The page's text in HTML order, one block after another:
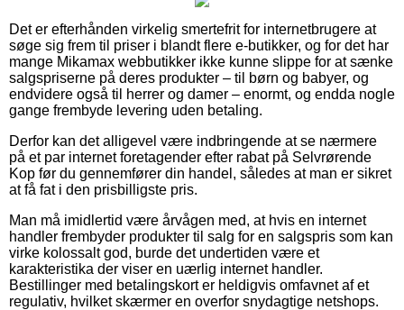
Det er efterhånden virkelig smertefrit for internetbrugere at
søge sig frem til priser i blandt flere e-butikker, og for det har
mange Mikamax webbutikker ikke kunne slippe for at sænke
salgspriserne på deres produkter – til børn og babyer, og
endvidere også til herrer og damer – enormt, og endda nogle
gange frembyde levering uden betaling.
Derfor kan det alligevel være indbringende at se nærmere
på et par internet foretagender efter rabat på Selvrørende
Kop før du gennemfører din handel, således at man er sikret
at få fat i den prisbilligste pris.
Man må imidlertid være årvågen med, at hvis en internet
handler frembyder produkter til salg for en salgspris som kan
virke kolossalt god, burde det undertiden være et
karakteristika der viser en uærlig internet handler.
Bestillinger med betalingskort er heldigvis omfavnet af et
regulativ, hvilket skærmer en overfor snydagtige netshops.